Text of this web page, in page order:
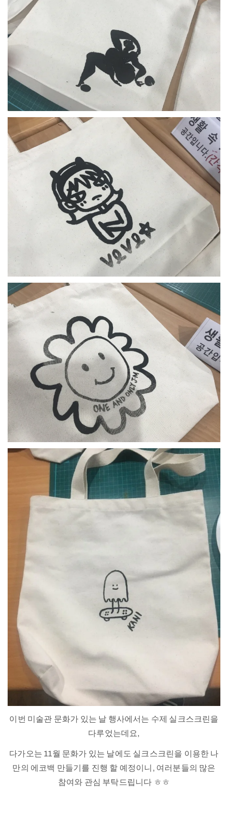
이번 미술관 문화가 있는 날 행사에서는 수제 실크스크린을
다루었는데요,
다가오는 11월 문화가 있는 날에도 실크스크린을 이용한 나
만의 에코백 만들기를 진행 할 예정이니, 여러분들의 많은
참여와 관심 부탁드립니다 ㅎㅎ